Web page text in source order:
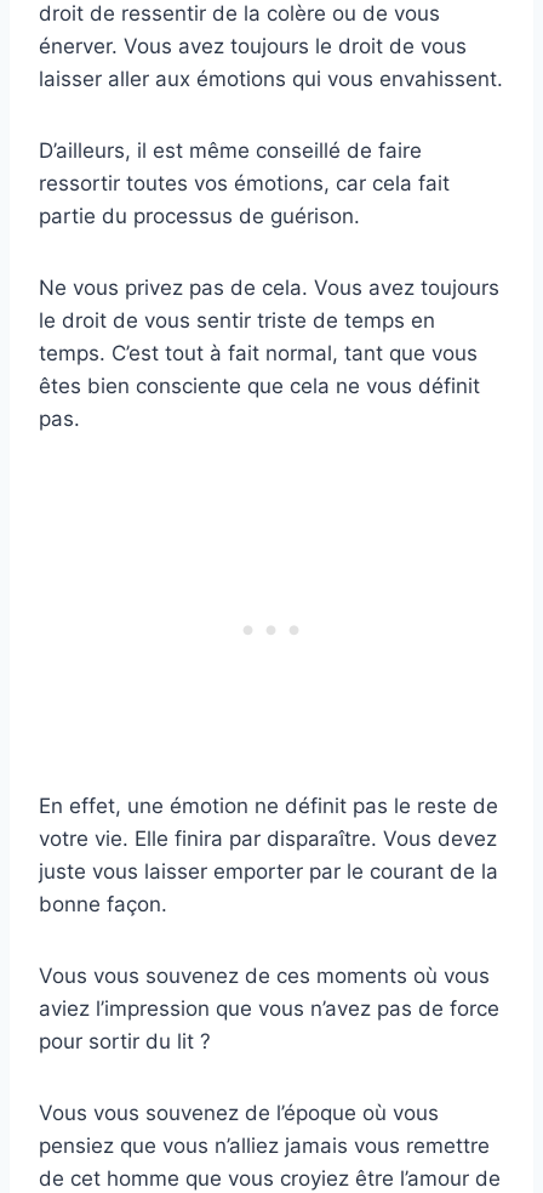
droit de ressentir de la colère ou de vous
énerver. Vous avez toujours le droit de vous
laisser aller aux émotions qui vous envahissent.
D’ailleurs, il est même conseillé de faire
ressortir toutes vos émotions, car cela fait
partie du processus de guérison.
Ne vous privez pas de cela. Vous avez toujours
le droit de vous sentir triste de temps en
temps. C’est tout à fait normal, tant que vous
êtes bien consciente que cela ne vous définit
pas.
En effet, une émotion ne définit pas le reste de
votre vie. Elle finira par disparaître. Vous devez
juste vous laisser emporter par le courant de la
bonne façon.
Vous vous souvenez de ces moments où vous
aviez l’impression que vous n’avez pas de force
pour sortir du lit ?
Vous vous souvenez de l’époque où vous
pensiez que vous n’alliez jamais vous remettre
de cet homme que vous croyiez être l’amour de